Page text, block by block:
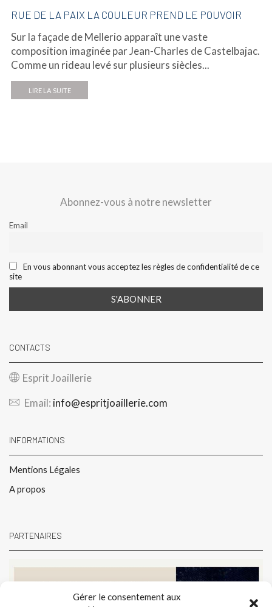
Gérer le consentement aux
RUE DE LA PAIX LA COULEUR PREND LE POUVOIR
Sur la façade de Mellerio apparaît une vaste
composition imaginée par Jean-Charles de Castelbajac.
Comme un rideau levé sur plusieurs siècles...
LIRE LA SUITE
Abonnez-vous à notre newsletter
Email
En vous abonnant vous acceptez les règles de confidentialité de ce
site
CONTACTS
Esprit Joaillerie
Email: info@espritjoaillerie.com
INFORMATIONS
Mentions Légales
A propos
PARTENAIRES